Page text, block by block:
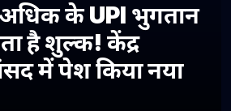
के UPI भुगतान
है शुल्क! केंद्र
में पेश किया नया